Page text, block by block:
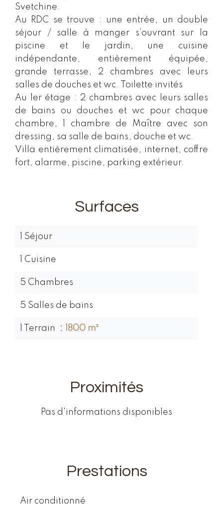
Svetchine.
Au RDC se trouve : une entrée, un double
séjour / salle à manger s’ouvrant sur la
piscine et le jardin, une cuisine
indépendante, entièrement équipée,
grande terrasse, 2 chambres avec leurs
salles de douches et wc. Toilette invités
Au 1er étage : 2 chambres avec leurs salles
de bains ou douches et wc pour chaque
chambre, 1 chambre de Maître avec son
dressing, sa salle de bains, douche et wc.
Villa entièrement climatisée, internet, coffre
fort, alarme, piscine, parking extérieur.
Surfaces
1 Séjour
1 Cuisine
5 Chambres
5 Salles de bains
1 Terrain 1800 m²
Proximités
Pas d'informations disponibles
Prestations
Air conditionné